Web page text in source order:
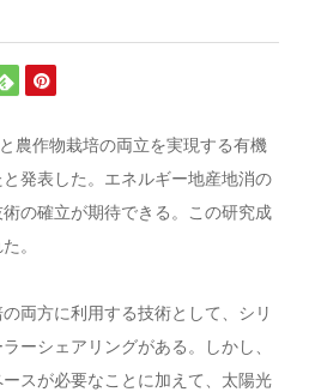
農作物栽培の両立を実現する有機
発表した。エネルギー地産地消の
の確立が期待できる。この研究成
。
両方に利用する技術として、シリ
ーシェアリングがある。しかし、
スが必要なことに加えて、太陽光